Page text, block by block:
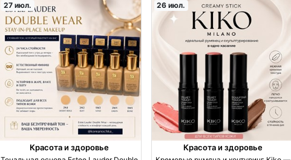
27 июл.
Красота и здоровье
26 июл.
Красота и здоровье